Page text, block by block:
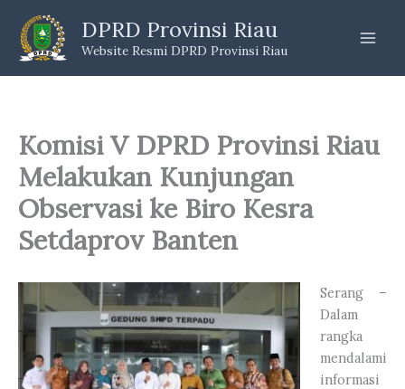
content
DPRD Provinsi Riau
Website Resmi DPRD Provinsi Riau
Komisi V DPRD Provinsi Riau
Melakukan Kunjungan
Observasi ke Biro Kesra
Setdaprov Banten
Serang –
Dalam
rangka
mendalami
informasi